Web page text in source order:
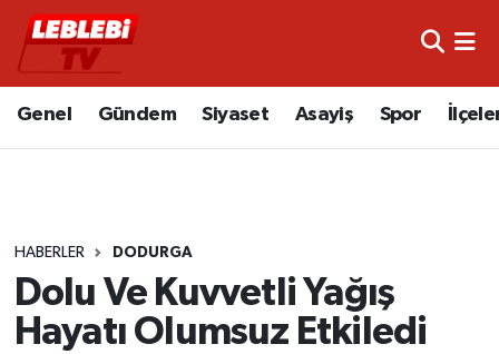
Genel Gündem Siyaset Asayiş Spor
HABERLER DODURGA
Dolu Ve Kuvvetli Yağış
Hayatı Olumsuz Etkiledi
Hava Durumu
Süper Lig Puan Durumu ve Fikstür
Tüm Manşetler